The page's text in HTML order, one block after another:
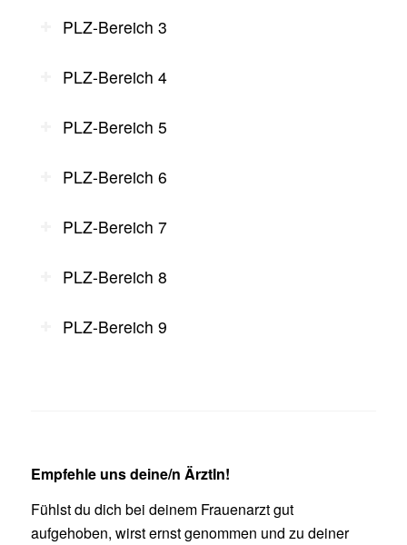
PLZ-Bereich 3
PLZ-Bereich 4
PLZ-Bereich 5
PLZ-Bereich 6
PLZ-Bereich 7
PLZ-Bereich 8
PLZ-Bereich 9
Empfehle uns deine/n ÄrztIn!
Fühlst du dich bei deinem Frauenarzt gut
aufgehoben, wirst ernst genommen und zu deiner